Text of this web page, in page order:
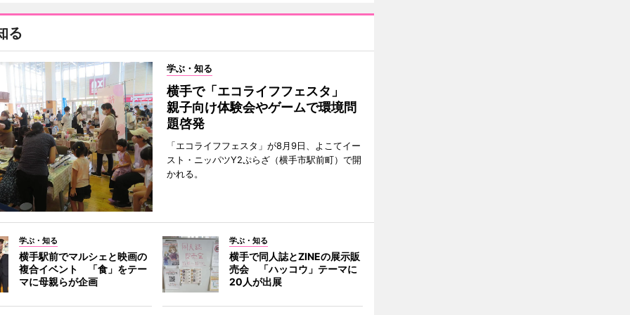
る
学ぶ・知る
横手で「エコライフフェスタ」
親子向け体験会やゲームで環境問
題啓発
「エコライフフェスタ」が8月9日、よこてイー
スト・ニッパツY2ぷらざ（横手市駅前町）で開
かれる。
学ぶ・知る
横手駅前でマルシェと映画の
複合イベント 「食」をテー
マに母親らが企画
学ぶ・知る
横手で同人誌とZINEの展示販
売会 「ハッコウ」テーマに
20人が出展